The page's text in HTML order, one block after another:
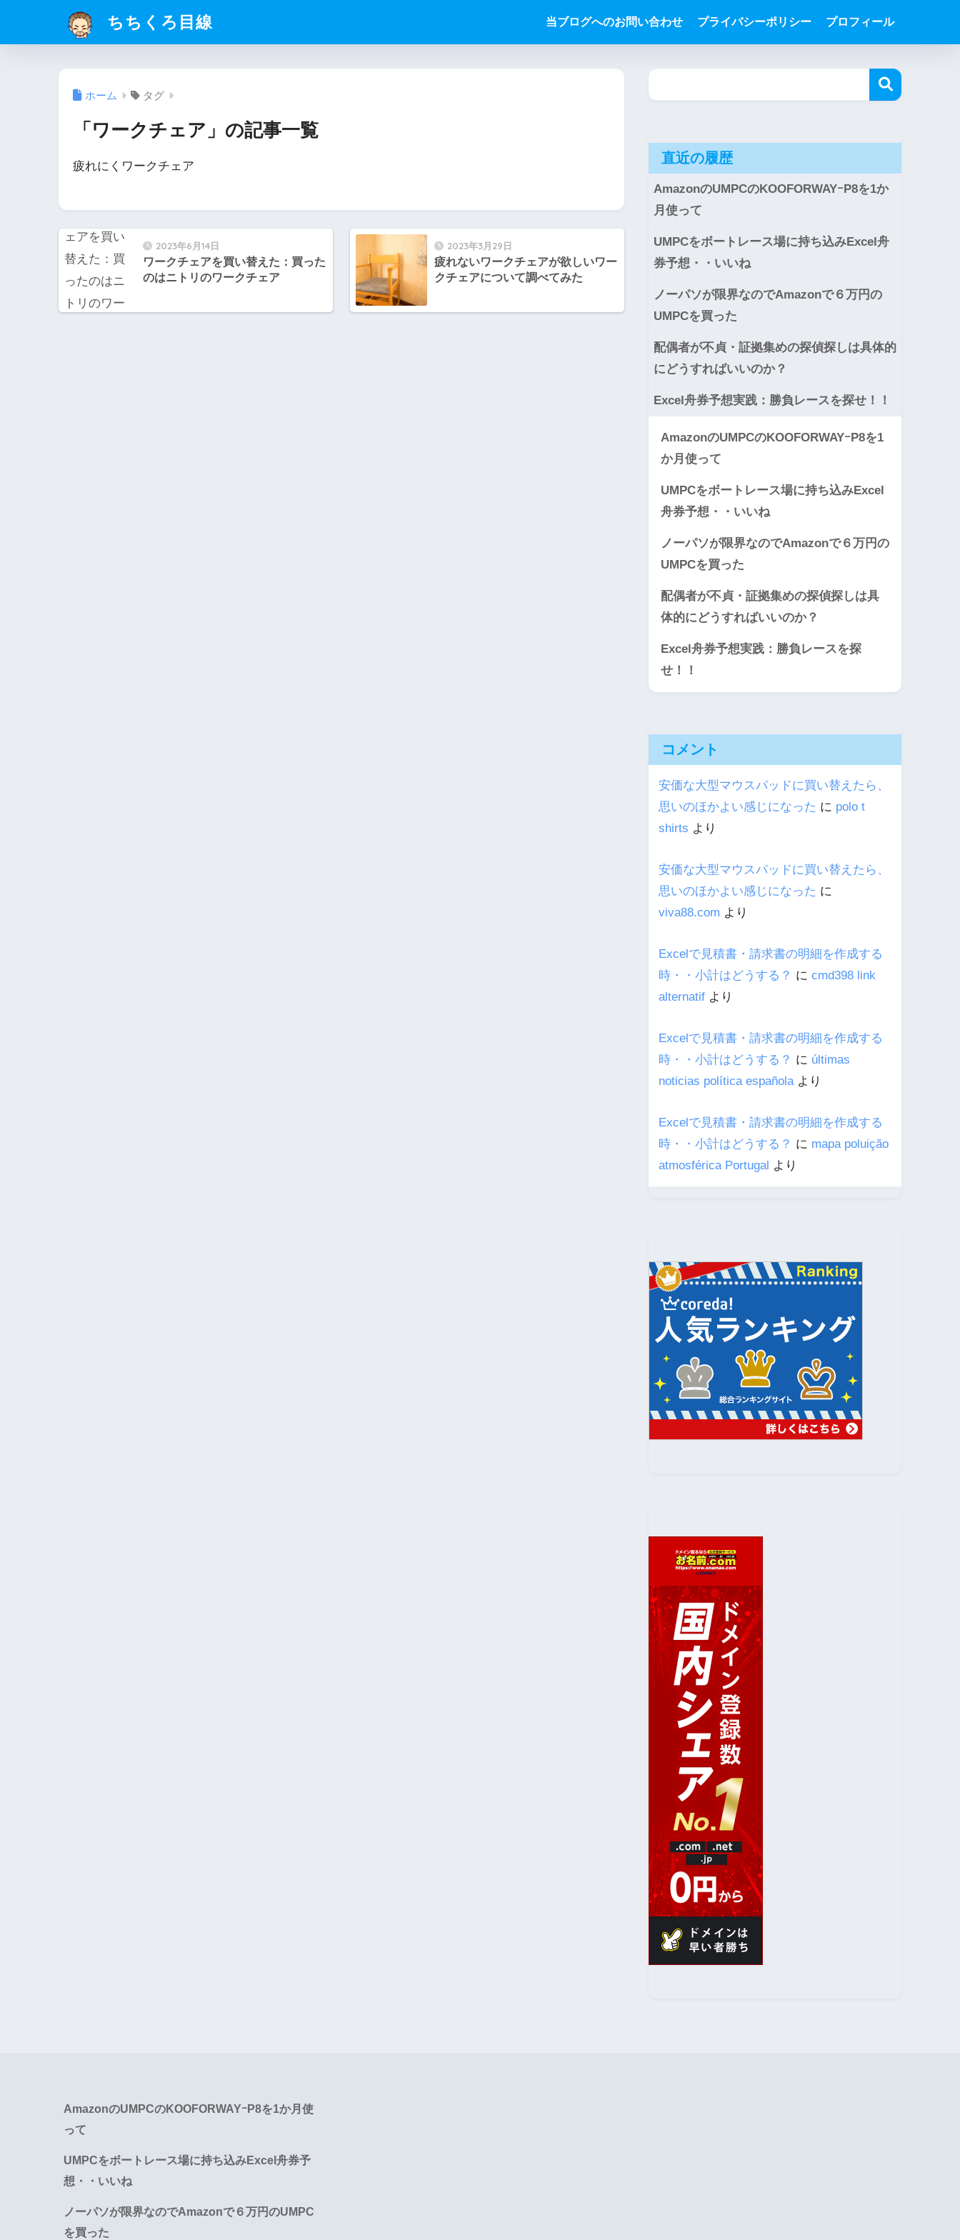
ちちくろ目線 当ブログへのお問い合わせ プライバシーポリシー プロフィール
ホーム タグ
「ワークチェア」の記事一覧
疲れにくワークチェア
2023年6月14日
ワークチェアを買い替えた：買った
のはニトリのワークチェア
2023年3月29日
疲れないワークチェアが欲しいワー
クチェアについて調べてみた
直近の履歴
AmazonのUMPCのKOOFORWAYｰP8を1か
月使って
UMPCをボートレース場に持ち込みExcel舟
券予想・・いいね
ノーパソが限界なのでAmazonで６万円の
UMPCを買った
配偶者が不貞・証拠集めの探偵探しは具体的
にどうすればいいのか？
Excel舟券予想実践：勝負レースを探せ！！
AmazonのUMPCのKOOFORWAYｰP8を1
か月使って
UMPCをボートレース場に持ち込みExcel
舟券予想・・いいね
ノーパソが限界なのでAmazonで６万円の
UMPCを買った
配偶者が不貞・証拠集めの探偵探しは具
体的にどうすればいいのか？
Excel舟券予想実践：勝負レースを探
せ！！
コメント
安価な大型マウスパッドに買い替えたら、
思いのほかよい感じになった に polo t
shirts より
安価な大型マウスパッドに買い替えたら、
思いのほかよい感じになった に
viva88.com より
Excelで見積書・請求書の明細を作成する
時・・小計はどうする？ に cmd398 link
alternatif より
Excelで見積書・請求書の明細を作成する
時・・小計はどうする？ に últimas
noticias política española より
Excelで見積書・請求書の明細を作成する
時・・小計はどうする？ に mapa poluição
atmosférica Portugal より
AmazonのUMPCのKOOFORWAYｰP8を1か月使
って
UMPCをボートレース場に持ち込みExcel舟券予
想・・いいね
ノーパソが限界なのでAmazonで６万円のUMPC
を買った